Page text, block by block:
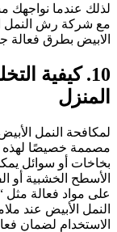
عندما نواجهك
شركة رش النمل
بطرق فعالة
10. كيفية
النمل
خصيصًا لهذه
أو سوائل
الخشبية أو
مواد فعالة مثل
الأبيض عند
لضمان